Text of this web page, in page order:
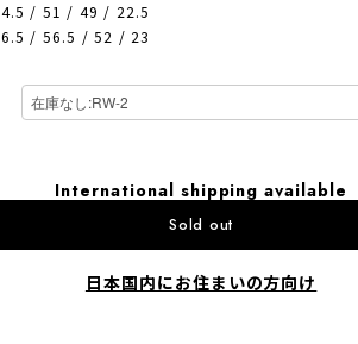
/ 51 / 49 / 22.5
/ 56.5 / 52 / 23
International shipping available
Sold out
日本国内にお住まいの方向け